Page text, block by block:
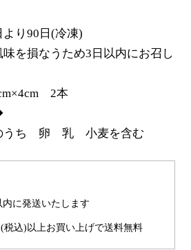
より90日(冷凍)
味を損なうため3日以内にお召し
2本
うち 卵 乳 小麦を含む
に発送いたします
込)以上お買い上げで送料無料